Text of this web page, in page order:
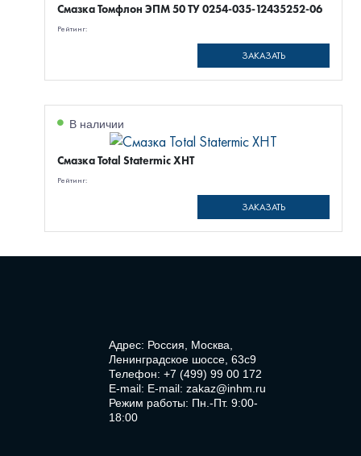
Смазка Томфлон ЭПМ 50 ТУ 0254-035-12435252-06
Рейтинг:
ЗАКАЗАТЬ
В наличии
Смазка Total Statermic XHT
Рейтинг:
ЗАКАЗАТЬ
Адрес: Россия, Москва,
Ленинградское шоссе, 63с9
Телефон: +7 (499) 99 00 172
E-mail: E-mail: zakaz@inhm.ru
Режим работы: Пн.-Пт. 9:00-
18:00